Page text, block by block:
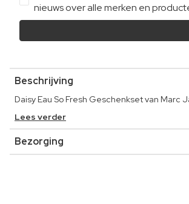
nieuws over alle merken en
Beschrijving
Daisy Eau So Fresh Geschenkset van
Lees verder
Bezorging